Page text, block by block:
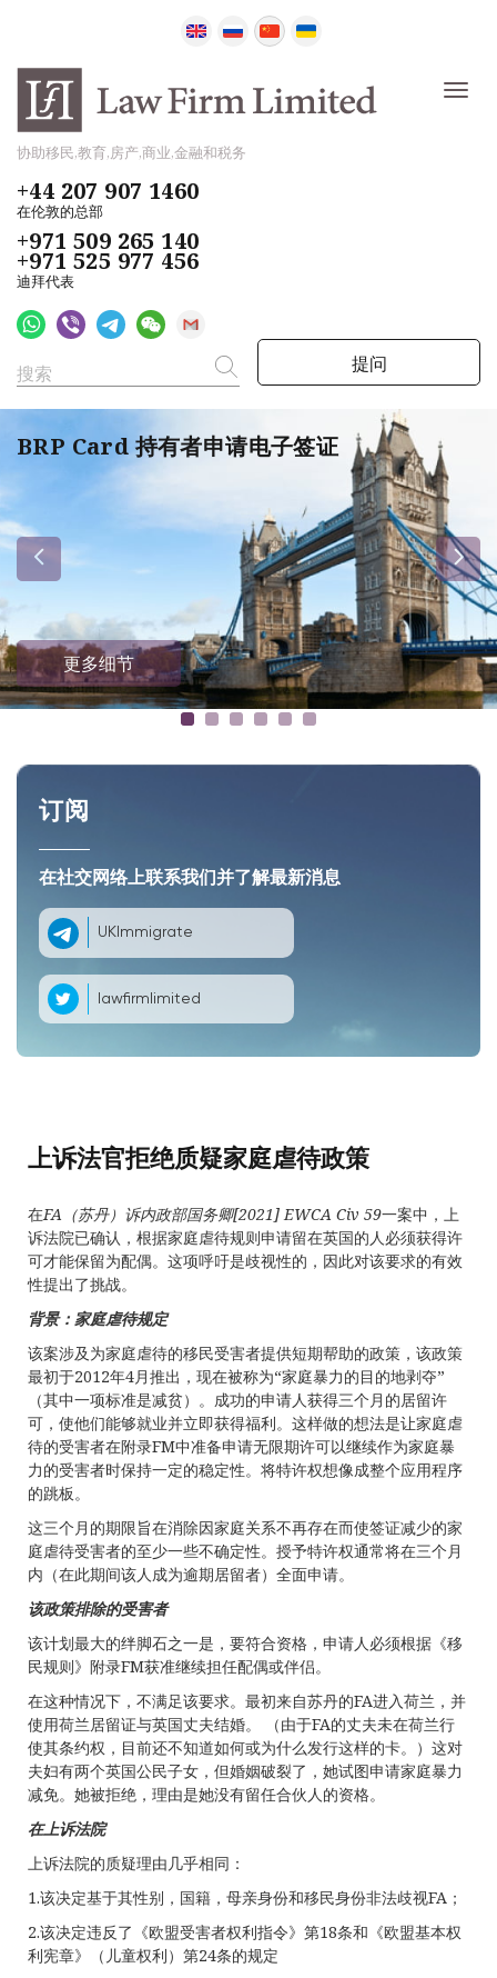
协助移民,教育,房产,商业,金融和税务
+44 207 907 1460
在伦敦的总部
+971 509 265 140
+971 525 977 456
迪拜代表
提问
BRP Card 持有者申请电子签证
更多细节
订阅
在社交网络上联系我们并了解最新消息
UKImmigrate
lawfirmlimited
上诉法官拒绝质疑家庭虐待政策
在FA （苏丹）诉内政部国务卿[2021] EWCA Civ 59一案中，上
诉法院已确认，根据家庭虐待规则申请留在英国的人必须获得许
可才能保留为配偶。这项呼吁是歧视性的，因此对该要求的有效
性提出了挑战。
背景：家庭虐待规定
该案涉及为家庭虐待的移民受害者提供短期帮助的政策，该政策
最初于2012年4月推出，现在被称为“家庭暴力的目的地剥夺”
（其中一项标准是减贫）。成功的申请人获得三个月的居留许
可，使他们能够就业并立即获得福利。这样做的想法是让家庭虐
待的受害者在附录FM中准备申请无限期许可以继续作为家庭暴
力的受害者时保持一定的稳定性。将特许权想像成整个应用程序
的跳板。
这三个月的期限旨在消除因家庭关系不再存在而使签证减少的家
庭虐待受害者的至少一些不确定性。授予特许权通常将在三个月
内（在此期间该人成为逾期居留者）全面申请。
该政策排除的受害者
该计划最大的绊脚石之一是，要符合资格，申请人必须根据《移
民规则》附录FM获准继续担任配偶或伴侣。
在这种情况下，不满足该要求。最初来自苏丹的FA进入荷兰，并
使用荷兰居留证与英国丈夫结婚。 （由于FA的丈夫未在荷兰行
使其条约权，目前还不知道如何或为什么发行这样的卡。）这对
夫妇有两个英国公民子女，但婚姻破裂了，她试图申请家庭暴力
减免。她被拒绝，理由是她没有留任合伙人的资格。
在上诉法院
上诉法院的质疑理由几乎相同：
1.该决定基于其性别，国籍，母亲身份和移民身份非法歧视FA；
2.该决定违反了《欧盟受害者权利指令》第18条和《欧盟基本权
利宪章》（儿童权利）第24条的规定